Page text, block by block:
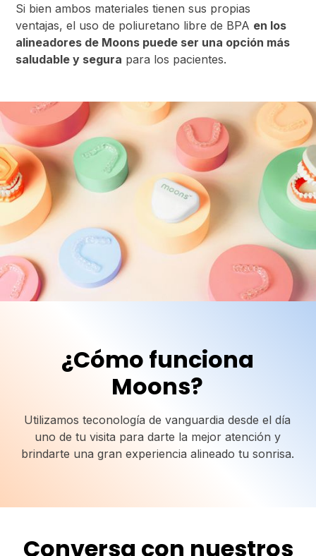
Si bien ambos materiales tienen sus propias
ventajas, el uso de poliuretano libre de BPA en los
alineadores de Moons puede ser una opción más
saludable y segura para los pacientes.
¿Cómo funciona
Moons?
Utilizamos teconología de vanguardia desde el día
uno de tu visita para darte la mejor atención y
brindarte una gran experiencia alineado tu sonrisa.
Conversa con nuestros